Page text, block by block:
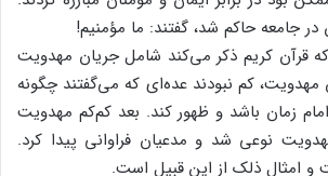
در جامعه‌ حاکم‌ شد، گفتند: ما مؤمنیم‌!
قرآن‌ کریم‌ ذکر می‌کند شامل‌ جریان‌ مهدویت‌
کم‌ نبودند عده‌ای‌ که‌ می‌گفتند چگونه‌
زمان‌ باشد و ظهور کند. بعد کم‌کم‌ مهدویت‌
نوعی‌ شد و مدعیان‌ فراوانی‌ پیدا کرد.
و امثال‌ ذلک‌ از این‌ قبیل‌ است‌.